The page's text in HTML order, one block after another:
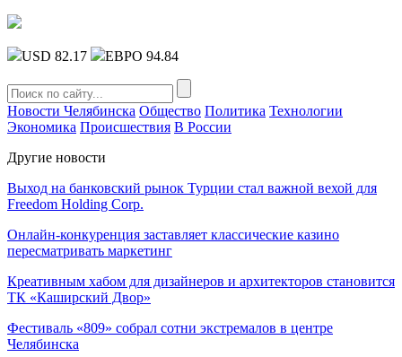
USD 82.17 ЕВРО 94.84
Новости Челябинска Общество Политика Технологии
Экономика Происшествия В России
Другие новости
Выход на банковский рынок Турции стал важной вехой для
Freedom Holding Corp.
Онлайн-конкуренция заставляет классические казино
пересматривать маркетинг
Креативным хабом для дизайнеров и архитекторов становится
ТК «Каширский Двор»
Фестиваль «809» собрал сотни экстремалов в центре
Челябинска